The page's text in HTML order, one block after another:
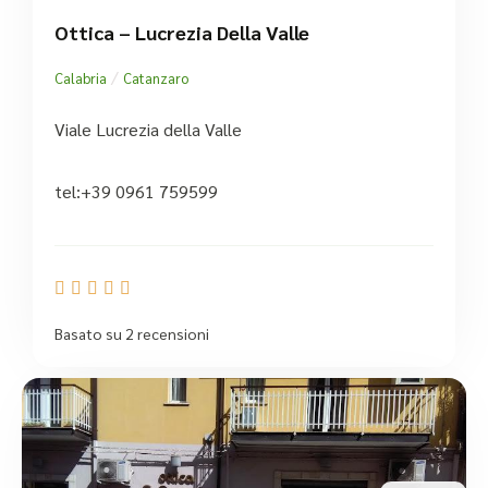
Ottica – Lucrezia Della Valle
Calabria / Catanzaro
Viale Lucrezia della Valle
tel:+39 0961 759599
    
Basato su 2 recensioni